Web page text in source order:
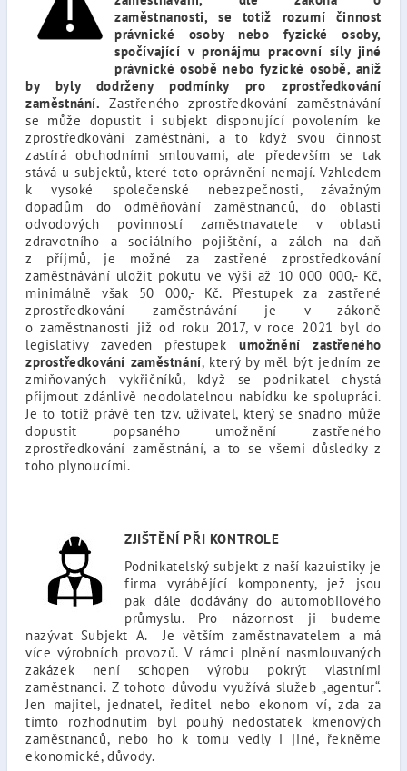
zaměstnanosti, se totiž rozumí činnost
právnické osoby nebo fyzické osoby,
spočívající v pronájmu pracovní síly jiné
právnické osobě nebo fyzické osobě, aniž
by byly dodrženy podmínky pro zprostředkování
zaměstnání. Zastřeného zprostředkování zaměstnávání
se může dopustit i subjekt disponující povolením ke
zprostředkování zaměstnání, a to když svou činnost
zastírá obchodními smlouvami, ale především se tak
stává u subjektů, které toto oprávnění nemají. Vzhledem
k vysoké společenské nebezpečnosti, závažným
dopadům do odměňování zaměstnanců, do oblasti
odvodových povinností zaměstnavatele v oblasti
zdravotního a sociálního pojištění, a záloh na daň
z příjmů, je možné za zastřené zprostředkování
zaměstnávání uložit pokutu ve výši až 10 000 000,- Kč,
minimálně však 50 000,- Kč. Přestupek za zastřené
zprostředkování zaměstnávání je v zákoně
o zaměstnanosti již od roku 2017, v roce 2021 byl do
legislativy zaveden přestupek umožnění zastřeného
zprostředkování zaměstnání, který by měl být jedním ze
zmiňovaných vykřičníků, když se podnikatel chystá
přijmout zdánlivě neodolatelnou nabídku ke spolupráci.
Je to totiž právě ten tzv. uživatel, který se snadno může
dopustit popsaného umožnění zastřeného
zprostředkování zaměstnání, a to se všemi důsledky z
toho plynoucími.
ZJIŠTĚNÍ PŘI KONTROLE
Podnikatelský subjekt z naší kazuistiky je
firma vyrábějící komponenty, jež jsou
pak dále dodávány do automobilového
průmyslu. Pro názornost ji budeme
nazývat Subjekt A. Je větším zaměstnavatelem a má
více výrobních provozů. V rámci plnění nasmlouvaných
zakázek není schopen výrobu pokrýt vlastními
zaměstnanci. Z tohoto důvodu využívá služeb „agentur“.
Jen majitel, jednatel, ředitel nebo ekonom ví, zda za
tímto rozhodnutím byl pouhý nedostatek kmenových
zaměstnanců, nebo ho k tomu vedly i jiné, řekněme
ekonomické, důvody.